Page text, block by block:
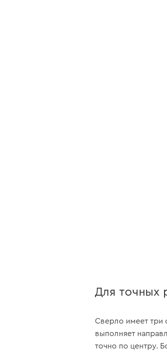
Для точных
Сверло имеет три
выполняет
точно по центру.